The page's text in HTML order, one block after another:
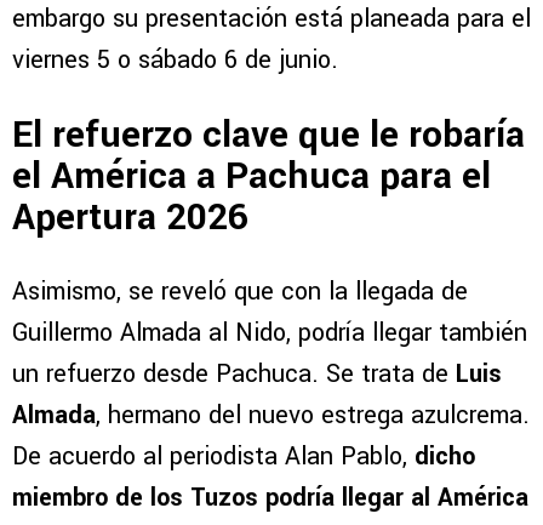
embargo su presentación está planeada para el
viernes 5 o sábado 6 de junio.
El refuerzo clave que le robaría
el América a Pachuca para el
Apertura 2026
Asimismo, se reveló que con la llegada de
Guillermo Almada al Nido, podría llegar también
un refuerzo desde Pachuca. Se trata de Luis
Almada, hermano del nuevo estrega azulcrema.
De acuerdo al periodista Alan Pablo, dicho
miembro de los Tuzos podría llegar al América